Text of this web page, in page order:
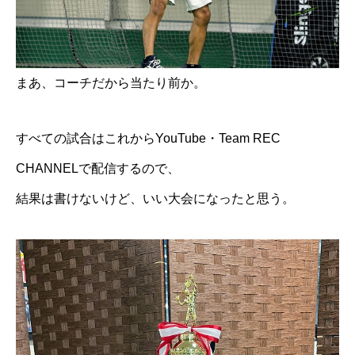
まあ、コーチだから当たり前か。
すべての試合はこれからYouTube・Team REC
CHANNELで配信するので、
結果は書けないけど、いい大会になったと思う。